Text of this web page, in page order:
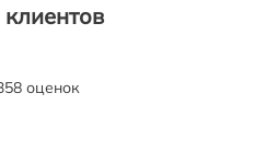
оценок